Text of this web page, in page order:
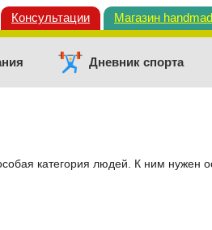
Консультации Магазин
Дневник спорта
категория людей. К ним нужен